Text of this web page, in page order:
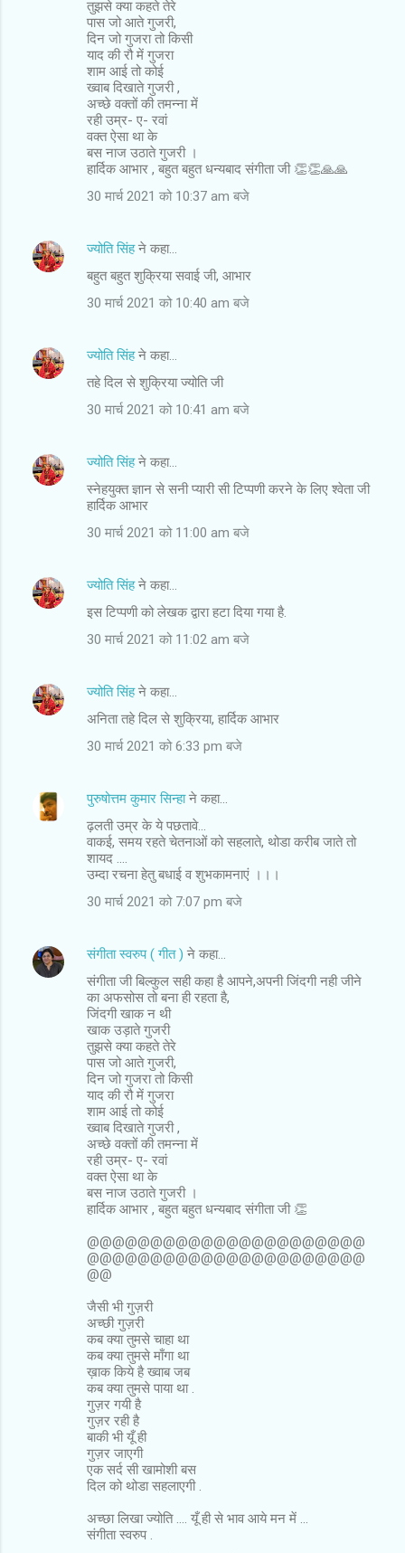
तुझसे क्या कहते तेरे
पास जो आते गुजरी,
दिन जो गुजरा तो किसी
याद की रौ में गुजरा
शाम आई तो कोई
ख्वाब दिखाते गुजरी ,
अच्छे वक्तों की तमन्ना में
रही उम्र- ए- रवां
वक्त ऐसा था के
बस नाज उठाते गुजरी ।
हार्दिक आभार , बहुत बहुत धन्यबाद संगीता जी 👏👏🙏🙏
30 मार्च 2021 को 10:37 am बजे
ज्योति सिंहने कहा…
बहुत बहुत शुक्रिया सवाई जी, आभार
30 मार्च 2021 को 10:40 am बजे
ज्योति सिंहने कहा…
तहे दिल से शुक्रिया ज्योति जी
30 मार्च 2021 को 10:41 am बजे
ज्योति सिंहने कहा…
स्नेहयुक्त ज्ञान से सनी प्यारी सी टिप्पणी करने के लिए श्वेता जी
हार्दिक आभार
30 मार्च 2021 को 11:00 am बजे
ज्योति सिंहने कहा…
इस टिप्पणी को लेखक द्वारा हटा दिया गया है.
30 मार्च 2021 को 11:02 am बजे
ज्योति सिंहने कहा…
अनिता तहे दिल से शुक्रिया, हार्दिक आभार
30 मार्च 2021 को 6:33 pm बजे
पुरुषोत्तम कुमार सिन्हाने कहा…
ढ़लती उम्र के ये पछतावे...
वाकई, समय रहते चेतनाओं को सहलाते, थोडा करीब जाते तो
शायद ....
उम्दा रचना हेतु बधाई व शुभकामनाएं ।।।
30 मार्च 2021 को 7:07 pm बजे
संगीता स्वरुप ( गीत ) ने कहा…
संगीता जी बिल्कुल सही कहा है आपने,अपनी जिंदगी नही जीने
का अफसोस तो बना ही रहता है,
जिंदगी खाक न थी
खाक उड़ाते गुजरी
तुझसे क्या कहते तेरे
पास जो आते गुजरी,
दिन जो गुजरा तो किसी
याद की रौ में गुजरा
शाम आई तो कोई
ख्वाब दिखाते गुजरी ,
अच्छे वक्तों की तमन्ना में
रही उम्र- ए- रवां
वक्त ऐसा था के
बस नाज उठाते गुजरी ।
हार्दिक आभार , बहुत बहुत धन्यबाद संगीता जी 👏
@@@@@@@@@@@@@@@@@@@@@@
@@@@@@@@@@@@@@@@@@@@@@
@@
जैसी भी गुज़री
अच्छी गुज़री
कब क्या तुमसे चाहा था
कब क्या तुमसे माँगा था
ख़ाक किये है ख्वाब जब
कब क्या तुमसे पाया था .
गुज़र गयी है
गुज़र रही है
बाकी भी यूँ ही
गुज़र जाएगी
एक सर्द सी खामोशी बस
दिल को थोडा सहलाएगी .
अच्छा लिखा ज्योति .... यूँ ही से भाव आये मन में ...
संगीता स्वरुप .